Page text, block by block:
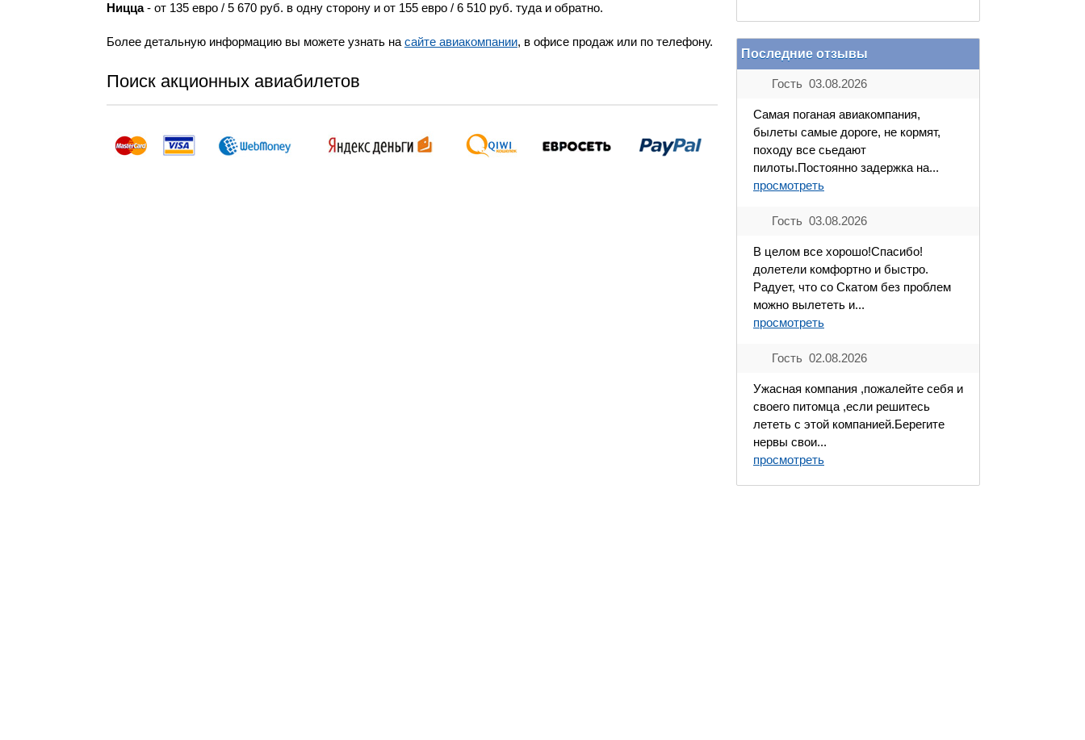
Ницца- от 135 евро / 5 670 руб. в одну сторону и от 155 евро / 6 510 руб. туда и обратно.
Более детальную информацию вы можете узнать на сайте авиакомпании, в офисе продаж или по телефону.
Поиск акционных авиабилетов
Последние отзывы
Гость 03.08.2026
Самая поганая авиакомпания,
былеты самые дороге, не кормят,
походу все сьедают
пилоты.Постоянно задержка на...
просмотреть
Гость 03.08.2026
В целом все хорошо!Спасибо!
долетели комфортно и быстро.
Радует, что со Скатом без проблем
можно вылететь и...
просмотреть
Гость 02.08.2026
Ужасная компания ,пожалейте себя и
своего питомца ,если решитесь
лететь с этой компанией.Берегите
нервы свои...
просмотреть